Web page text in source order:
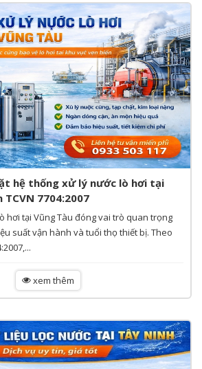
hệ thống xử lý nước lò hơi tại
TCVN 7704:2007
hơi tại Vũng Tàu đóng vai trò quan trọng
suất vận hành và tuổi thọ thiết bị. Theo
xem thêm